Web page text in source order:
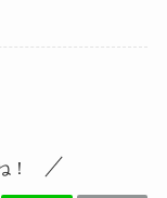
！